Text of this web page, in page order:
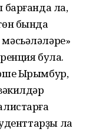
барғанда ла,
бында
була.
Ырымбур,
ла